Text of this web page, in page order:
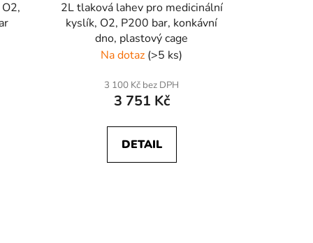
2L tlaková lahev pro medicinální
kyslík, O2, P200 bar, konkávní
dno, plastový cage
Na dotaz (>5 ks)
3 100 Kč bez DPH
3 751 Kč
DETAIL